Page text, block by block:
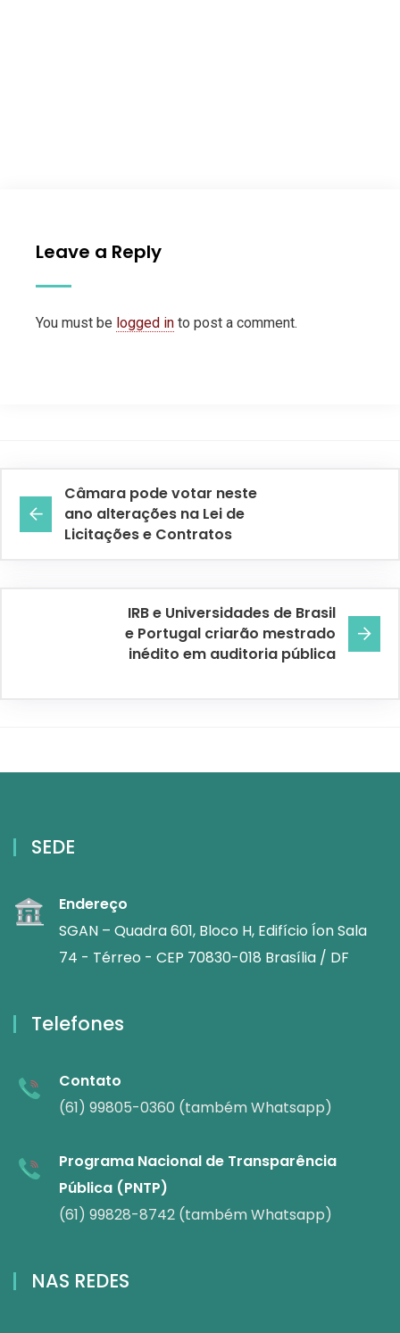
Leave a Reply
You must be logged in to post a comment.
Câmara pode votar neste
ano alterações na Lei de
Licitações e Contratos
IRB e Universidades de Brasil
e Portugal criarão mestrado
inédito em auditoria pública
SEDE
Endereço
SGAN – Quadra 601, Bloco H, Edifício Íon Sala
74 - Térreo - CEP 70830-018 Brasília / DF
Telefones
Contato
(61) 99805-0360 (também Whatsapp)
Programa Nacional de Transparência
Pública (PNTP)
(61) 99828-8742 (também Whatsapp)
NAS REDES